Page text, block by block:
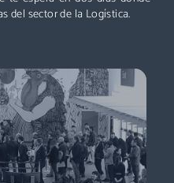
del sector de la Logística.